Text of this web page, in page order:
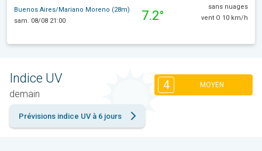
Buenos Aires/Mariano Moreno (28m)
sam. 08/08 21:00
7.2°
sans nuages
vent O 10 km/h
Indice UV
demain
4 MOYEN
Prévisions indice UV à 6 jours